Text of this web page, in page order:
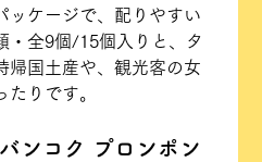
ッケージで、配りやすい
・全9個/15個入りと、タ
帰国土産や、観光客の女
りです。
ンコク プロンポン